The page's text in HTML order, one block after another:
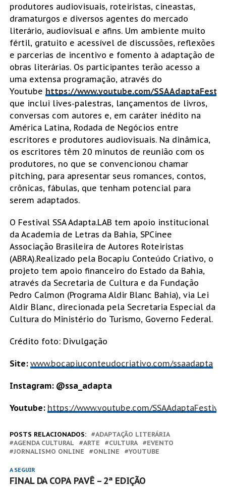
produtores audiovisuais, roteiristas, cineastas,
dramaturgos e diversos agentes do mercado
literário, audiovisual e afins. Um ambiente muito
fértil, gratuito e acessível de discussões, reflexões
e parcerias de incentivo e fomento à adaptação de
obras literárias. Os participantes terão acesso a
uma extensa programação, através do
Youtube https://www.youtube.com/
que inclui lives-palestras, lançamentos de livros,
conversas com autores e, em caráter inédito na
América Latina, Rodada de Negócios entre
escritores e produtores audiovisuais. Na dinâmica,
os escritores têm 20 minutos de reunião com os
produtores, no que se convencionou chamar
pitching, para apresentar seus romances, contos,
crônicas, fábulas, que tenham potencial para
serem adaptados.
O Festival SSA Adapta.LAB tem apoio institucional
da Academia de Letras da Bahia, SPCinee
Associação Brasileira de Autores Roteiristas
(ABRA).Realizado pela Bocapiu Conteúdo Criativo, o
projeto tem apoio financeiro do Estado da Bahia,
através da Secretaria de Cultura e da Fundação
Pedro Calmon (Programa Aldir Blanc Bahia), via Lei
Aldir Blanc, direcionada pela Secretaria Especial da
Cultura do Ministério do Turismo, Governo Federal.
Crédito foto: Divulgação
Site: www.bocapiuconteudocriativo.com/ssaadapta
Instagram: @ssa_adapta
Youtube: https://www.youtube.com/SSAAdaptaFestival
POSTS RELACIONADOS:
ADAPTAÇÃO LITERÁRIA
AGENDA CULTURAL
ARTE CULTURA
EVENTO
JORNALISMO ONLINE
ONLINE YOUTUBE
A SEGUIR
FINAL DA COPA PAVÊ – 2ª EDIÇÃO